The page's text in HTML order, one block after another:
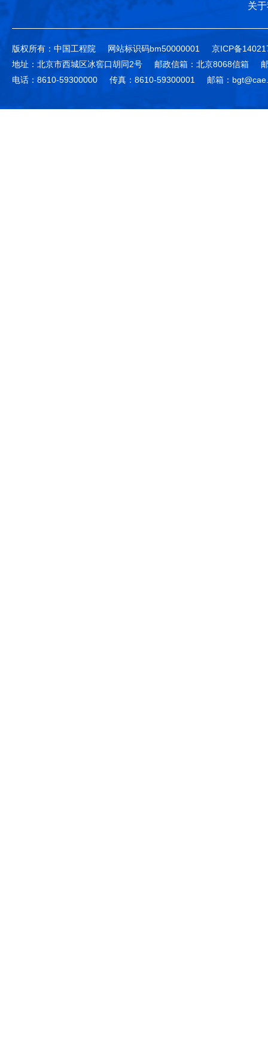
关
版权所有：中国工程院 网站标识码bm50000001
京ICP备
地址：北京市西城区冰窖口胡同2号
邮政信箱：北京8068信箱
电话：8610-59300000
传真：8610-59300001 邮箱：